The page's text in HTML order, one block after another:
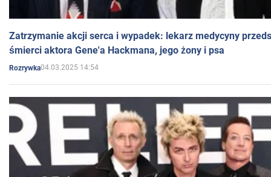
Zatrzymanie akcji serca i wypadek: lekarz medycyny
śmierci aktora Gene'a Hackmana, jego żony i psa
Rozrywka04.03.2025 14:54